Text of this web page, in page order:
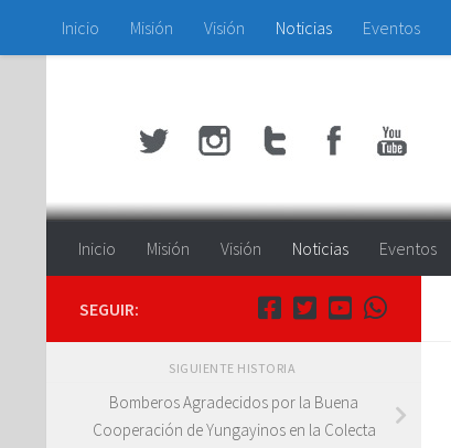
Saltar al contenido
Inicio Misión Visión Noticias Eventos
Inicio Misión Visión Noticias Eventos
SEGUIR:
SIGUIENTE HISTORIA
Bomberos Agradecidos por la Buena
Cooperación de Yungayinos en la Colecta